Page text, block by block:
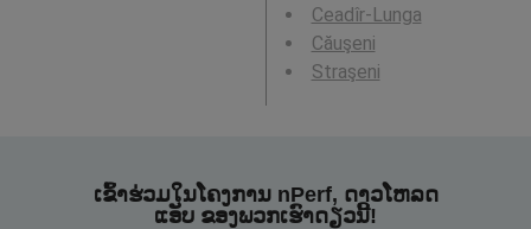
Ceadîr-Lunga
Căuşeni
Straşeni
ເຂົ້າຮ່ວມໃນໂຄງການ nPerf, ດາວໂຫລດ
ແອັບ ຂອງພວກເຮົາດຽວນີ້!